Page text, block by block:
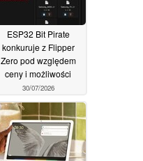
ESP32 Bit Pirate
konkuruje z Flipper
Zero pod względem
ceny i możliwości
30/07/2026